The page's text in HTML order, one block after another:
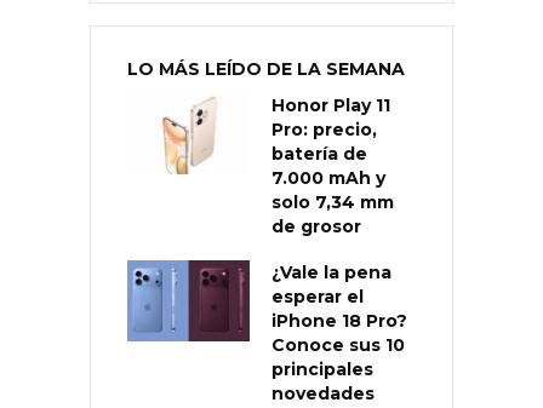
LO MÁS LEÍDO DE LA SEMANA
Honor Play 11
Pro: precio,
batería de
7.000 mAh y
solo 7,34 mm
de grosor
¿Vale la pena
esperar el
iPhone 18 Pro?
Conoce sus 10
principales
novedades